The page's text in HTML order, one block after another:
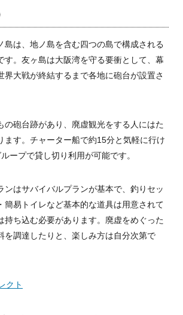
島は、地ノ島を含む四つの島で構成される
す。友ヶ島は大阪湾を守る要衝として、幕
界大戦が終結するまで各地に砲台が設置さ
の砲台跡があり、廃虚観光をする人にはた
ます。チャーター船で約15分と気軽に行け
ープで貸し切り利用が可能です。
ンはサバイバルプランが基本で、釣りセッ
簡易トイレなど基本的な道具は用意されて
持ち込む必要があります。廃虚をめぐった
を調達したりと、楽しみ方は自分次第で
クト